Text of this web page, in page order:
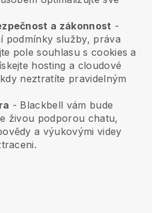
a zákonnost -
podmínky služby, práva
pole souhlasu s cookies a
hosting a cloudové
neztratíte pravidelným
- Blackbell vám bude
živou podporou chatu,
a výukovými videy